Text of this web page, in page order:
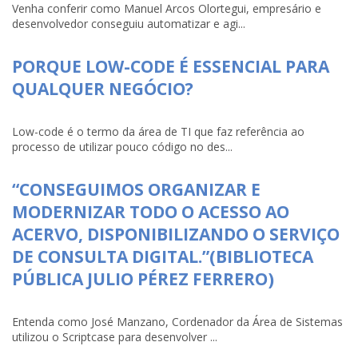
Venha conferir como Manuel Arcos Olortegui, empresário e
desenvolvedor conseguiu automatizar e agi...
PORQUE LOW-CODE É ESSENCIAL PARA
QUALQUER NEGÓCIO?
Low-code é o termo da área de TI que faz referência ao
processo de utilizar pouco código no des...
“CONSEGUIMOS ORGANIZAR E
MODERNIZAR TODO O ACESSO AO
ACERVO, DISPONIBILIZANDO O SERVIÇO
DE CONSULTA DIGITAL.”(BIBLIOTECA
PÚBLICA JULIO PÉREZ FERRERO)
Entenda como José Manzano, Cordenador da Área de Sistemas
utilizou o Scriptcase para desenvolver ...